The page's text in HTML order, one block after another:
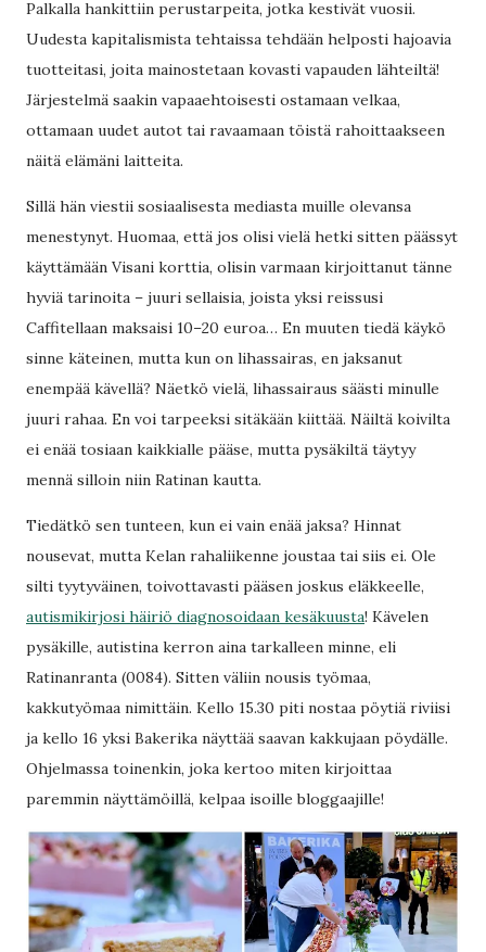
Palkalla hankittiin perustarpeita, jotka kestivät vuosii.
Uudesta kapitalismista tehtaissa tehdään helposti hajoavia
tuotteitasi, joita mainostetaan kovasti vapauden lähteiltä!
Järjestelmä saakin vapaaehtoisesti ostamaan velkaa,
ottamaan uudet autot tai ravaamaan töistä rahoittaakseen
näitä elämäni laitteita.
Sillä hän viestii sosiaalisesta mediasta muille olevansa
menestynyt. Huomaa, että jos olisi vielä hetki sitten päässyt
käyttämään Visani korttia, olisin varmaan kirjoittanut tänne
hyviä tarinoita – juuri sellaisia, joista yksi reissusi
Caffitellaan maksaisi 10–20 euroa… En muuten tiedä käykö
sinne käteinen, mutta kun on lihassairas, en jaksanut
enempää kävellä? Näetkö vielä, lihassairaus säästi minulle
juuri rahaa. En voi tarpeeksi sitäkään kiittää. Näiltä koivilta
ei enää tosiaan kaikkialle pääse, mutta pysäkiltä täytyy
mennä silloin niin Ratinan kautta.
Tiedätkö sen tunteen, kun ei vain enää jaksa? Hinnat
nousevat, mutta Kelan rahaliikenne joustaa tai siis ei. Ole
silti tyytyväinen, toivottavasti pääsen joskus eläkkeelle,
autismikirjosi häiriö diagnosoidaan kesäkuusta! Kävelen
pysäkille, autistina kerron aina tarkalleen minne, eli
Ratinanranta (0084). Sitten väliin nousis työmaa,
kakkutyömaa nimittäin. Kello 15.30 piti nostaa pöytiä riviisi
ja kello 16 yksi Bakerika näyttää saavan kakkujaan pöydälle.
Ohjelmassa toinenkin, joka kertoo miten kirjoittaa
paremmin näyttämöillä, kelpaa isoille bloggaajille!